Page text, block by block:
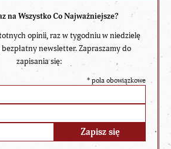
na Wszystko Co Najważniejsze?
opinii, raz w tygodniu w niedzielę
newsletter. Zapraszamy do
zapisania się:
* pola obowiązkowe